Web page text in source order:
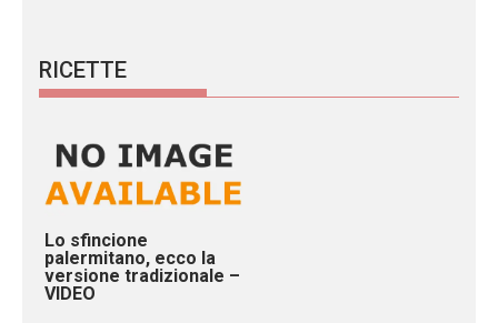
RICETTE
Lo sfincione
palermitano, ecco la
versione tradizionale –
VIDEO